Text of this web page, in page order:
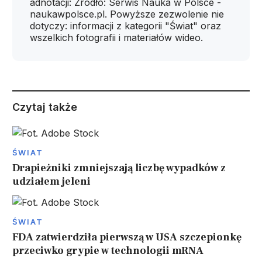
adnotacji: Źródło: Serwis Nauka w Polsce -
naukawpolsce.pl. Powyższe zezwolenie nie
dotyczy: informacji z kategorii "Świat" oraz
wszelkich fotografii i materiałów wideo.
Czytaj także
ŚWIAT
Drapieżniki zmniejszają liczbę wypadków z
udziałem jeleni
ŚWIAT
FDA zatwierdziła pierwszą w USA szczepionkę
przeciwko grypie w technologii mRNA